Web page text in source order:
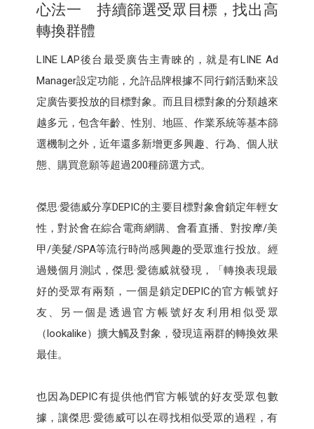
心法一 持續篩選受眾目標，找出高
轉換群體
LINE LAP後台最受廣告主青睞的，就是有LINE Ad
Manager設定功能，允許品牌根據不同行銷活動來設
定廣告要投放的目標對象。而且目標對象的分類越來
越多元，包含年齡、性別、地區、作業系統等基本篩
選機制之外，近年還多新增更多興趣、行為、個人狀
態、購買意願等超過200種篩選方式。
傑思·愛德威分享DEPIC的主要目標對象會鎖定年輕女
性，對於會在綜合電商網購、會看直播、對按摩/美
甲/美髮/SPA等流行時尚感興趣的受眾進行投放。經
過幾個月測試，傑思·愛德威就發現，「轉換表現最
好的受眾有兩類，一個是鎖定DEPIC的官方帳號好
友、另一個是透過官方帳號好友利用相似受眾
（lookalike）擴大觸及對象，發現這兩群的轉換效果
最佳。
也因為DEPIC有提供他們官方帳號的好友受眾包數
據，讓傑思·愛德威可以在尋找相似受眾的過程，有